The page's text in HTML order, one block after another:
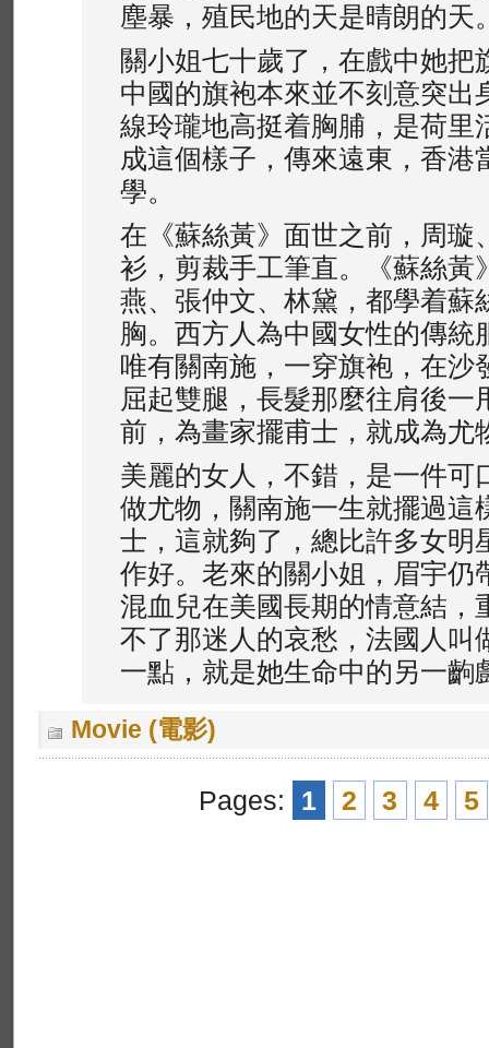
塵暴，殖民地的天是晴朗的天
關小姐七十歲了，在戲中她把
中國的旗袍本來並不刻意突出
線玲瓏地高挺着胸脯，是荷里
成這個樣子，傳來遠東，香港
學。
在《蘇絲黃》面世之前，周璇
衫，剪裁手工筆直。《蘇絲黃
燕、張仲文、林黛，都學着蘇
胸。西方人為中國女性的傳統
唯有關南施，一穿旗袍，在沙
屈起雙腿，長髮那麼往肩後一
前，為畫家擺甫士，就成為尤
美麗的女人，不錯，是一件可
做尤物，關南施一生就擺過這
士，這就夠了，總比許多女明
作好。老來的關小姐，眉宇仍
混血兒在美國長期的情意結，
不了那迷人的哀愁，法國人叫
一點，就是她生命中的另一齣
Movie (電影)
Pages: 1 2 3 4 5